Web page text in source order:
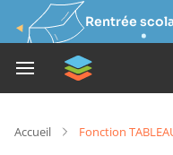
Rentrée
Accueil Fonction